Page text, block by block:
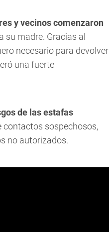
y vecinos comenzaron
su madre. Gracias al
necesario para devolver
una fuerte
de las estafas
contactos sospechosos,
no autorizados.